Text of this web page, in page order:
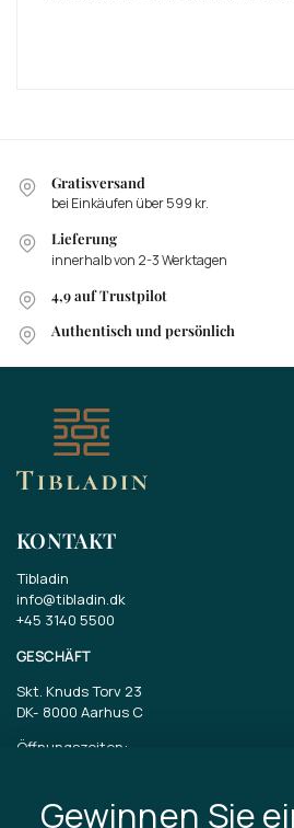
Gratisversand
bei Einkäufen über 599 kr.
Lieferung
innerhalb von 2-3 Werktagen
4,9 auf Trustpilot
Authentisch und persönlich
KONTAKT
Tibladin
info@tibladin.dk
+45 3140 5500
GESCHÄFT
Skt. Knuds Torv 23
DK- 8000 Aarhus C
Öffnungszeiten:
CVR: 40875743
Gewinnen Sie